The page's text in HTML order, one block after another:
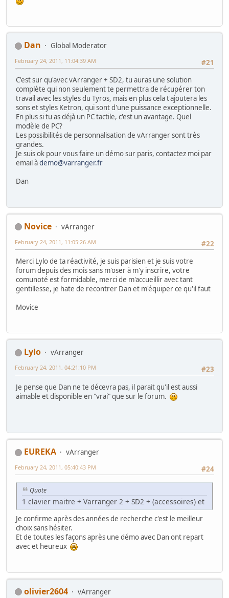
Dan
Global Moderator
#21
February 24, 2011, 11:04:39 AM
C'est sur qu'avec vArranger + SD2, tu auras une solution
complète qui non seulement te permettra de récupérer ton
travail avec les styles du Tyros, mais en plus cela t'ajoutera les
sons et styles Ketron, qui sont d'une puissance exceptionnelle.
En plus si tu as déjà un PC tactile, c'est un avantage. Quel
modèle de PC?
Les possibilités de personnalisation de vArranger sont très
grandes.
Je suis ok pour vous faire un démo sur paris, contactez moi par
email àdemo@varranger.fr
Dan
Novice
vArranger
#22
February 24, 2011, 11:05:26 AM
Merci Lylo de ta réactivité, je suis parisien et je suis votre
forum depuis des mois sans m'oser à m'y inscrire, votre
comunoté est formidable, merci de m'accueillir avec tant
gentillesse, je hate de recontrer Dan et m'équiper ce qu'il faut
Movice
Lylo
vArranger
#23
February 24, 2011, 04:21:10 PM
Je pense que Dan ne te décevra pas, il parait qu'il est aussi
aimable et disponible en "vrai" que sur le forum.
EUREKA
vArranger
#24
February 24, 2011, 05:40:43 PM
Quote
1 clavier maitre + Varranger 2 + SD2 + (accessoires) et
Je confirme après des années de recherche c'est le meilleur
choix sans hésiter.
Et de toutes les façons après une démo avec Dan ont repart
avec et heureux
olivier2604
vArranger